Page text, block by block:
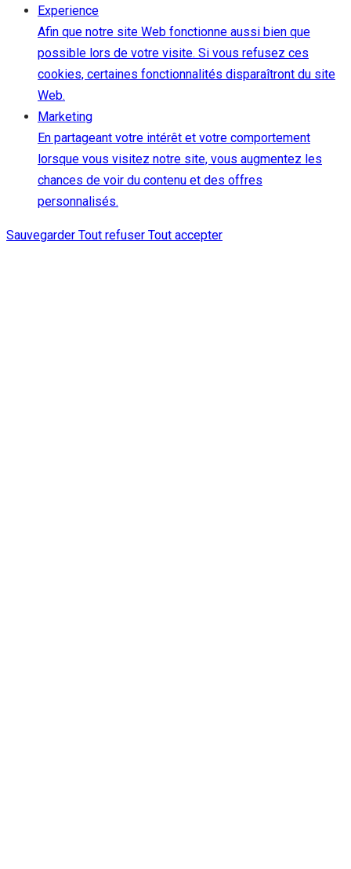
Experience
Afin que notre site Web fonctionne aussi bien que
possible lors de votre visite. Si vous refusez ces
cookies, certaines fonctionnalités disparaîtront du site
Web.
Marketing
En partageant votre intérêt et votre comportement
lorsque vous visitez notre site, vous augmentez les
chances de voir du contenu et des offres
personnalisés.
Sauvegarder Tout refuser Tout accepter